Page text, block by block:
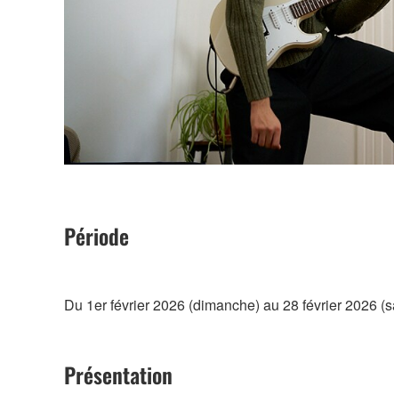
Période
Du 1er février 2026 (dimanche) au 28 février 2026
Présentation